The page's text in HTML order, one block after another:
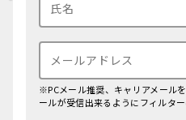
※PCメール推奨、キャリアメール
ールが受信出来るようにフィルタ